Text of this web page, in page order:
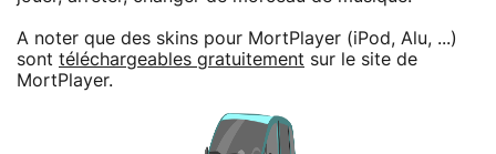
A noter que des skins pour MortPlayer (iPod, Alu, ...)
sont téléchargeables gratuitement sur le site de
MortPlayer.